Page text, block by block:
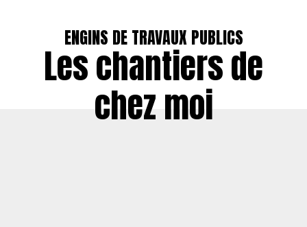
ENGINS DE TRAVAUX PUBLICS
Les chantiers de
chez moi